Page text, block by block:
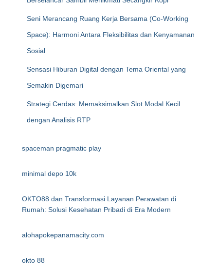
Seni Merancang Ruang Kerja Bersama (Co-Working
Space): Harmoni Antara Fleksibilitas dan Kenyamanan
Sosial
Sensasi Hiburan Digital dengan Tema Oriental yang
Semakin Digemari
Strategi Cerdas: Memaksimalkan Slot Modal Kecil
dengan Analisis RTP
spaceman pragmatic play
minimal depo 10k
OKTO88 dan Transformasi Layanan Perawatan di
Rumah: Solusi Kesehatan Pribadi di Era Modern
alohapokepanamacity.com
okto 88